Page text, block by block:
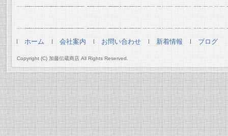
ホーム 会社案内 お問い合わせ 新着情報 ブログ
Copyright (C) 加藤伝蔵商店 All Rights Reserved.